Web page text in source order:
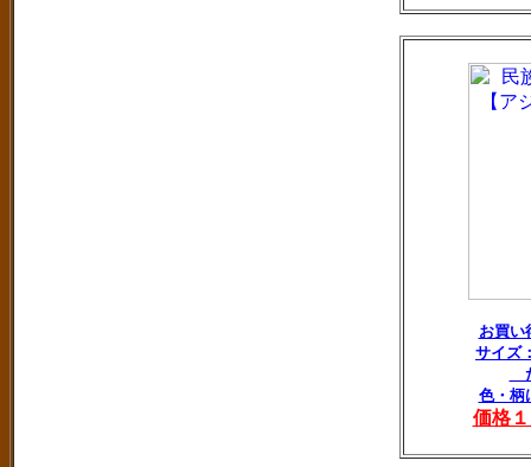
お買
サイズ
色・柄
価格